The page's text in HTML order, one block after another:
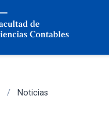
/ Noticias